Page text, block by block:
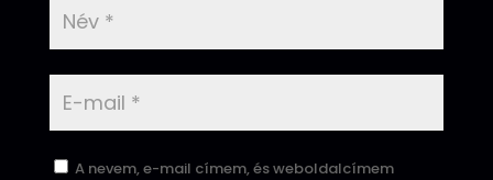
A nevem, e-mail címem, és weboldalcímem